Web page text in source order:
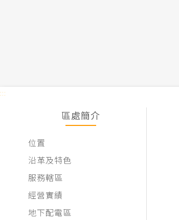
:::
區處簡介
位置
沿革及特色
服務轄區
經營實績
地下配電區